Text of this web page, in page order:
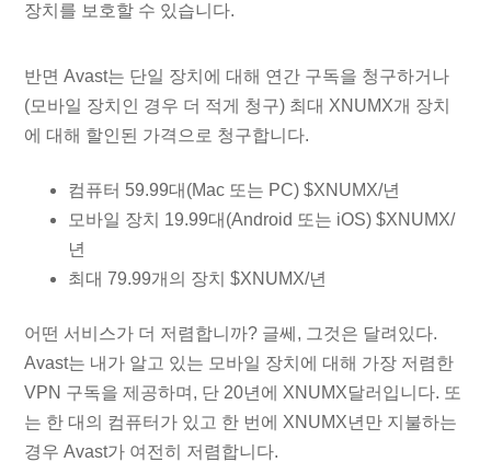
장치를 보호할 수 있습니다.
반면 Avast는 단일 장치에 대해 연간 구독을 청구하거나
(모바일 장치인 경우 더 적게 청구) 최대 XNUMX개 장치
에 대해 할인된 가격으로 청구합니다.
컴퓨터 59.99대(Mac 또는 PC) $XNUMX/년
모바일 장치 19.99대(Android 또는 iOS) $XNUMX/
년
최대 79.99개의 장치 $XNUMX/년
어떤 서비스가 더 저렴합니까? 글쎄, 그것은 달려있다.
Avast는 내가 알고 있는 모바일 장치에 대해 가장 저렴한
VPN 구독을 제공하며, 단 20년에 XNUMX달러입니다. 또
는 한 대의 컴퓨터가 있고 한 번에 XNUMX년만 지불하는
경우 Avast가 여전히 저렴합니다.